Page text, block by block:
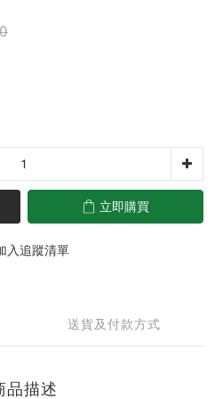
立即購買
入追蹤清單
送貨及付款方式
品描述